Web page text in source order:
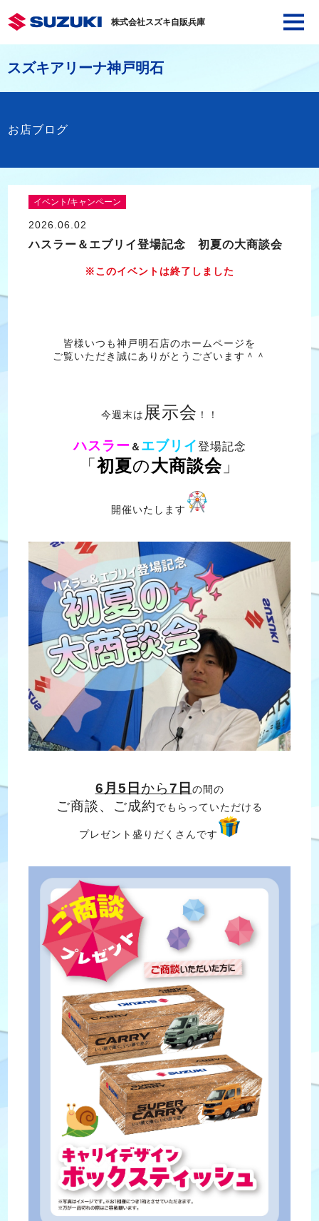
株式会社スズキ自販兵庫
スズキアリーナ神戸明石
お店ブログ
イベント/キャンペーン
2026.06.02
ハスラー＆エブリイ登場記念 初夏の大商談会
※このイベントは終了しました
皆様いつも神戸明石店のホームページを
ご覧いただき誠にありがとうございます＾＾
今週末は 展示会 ！！
ハスラー ＆ エブリイ登場記念
「初夏の大商談会 」
開催いたします
6月5日 から7日 の間の
ご商談、ご成約でもらっていただける
プレゼント盛りだくさんです